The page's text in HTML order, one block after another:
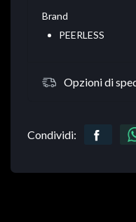
Brand
PEERLESS
Opzioni di
Condividi: